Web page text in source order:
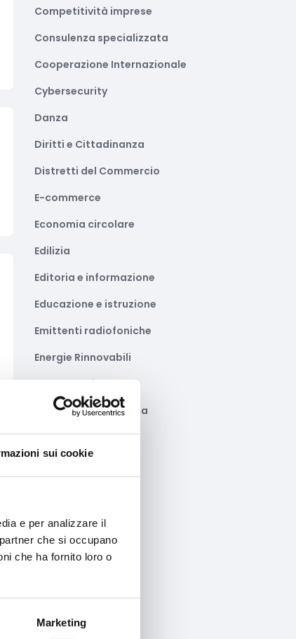
sui cookie
e per analizzare il
che si occupano
che ha fornito loro o
Marketing
Competitività imprese
Consulenza specializzata
Cooperazione Internazionale
Cybersecurity
Danza
Diritti e Cittadinanza
Distretti del Commercio
E-commerce
Economia circolare
Edilizia
Editoria e informazione
Educazione e istruzione
Emittenti radiofoniche
Energie Rinnovabili
Farmaceutico
Farmacia e/o chimica
Fashion
Formazione e lavoro
Fotovoltaico
Giustizia e sicurezza
Green economy